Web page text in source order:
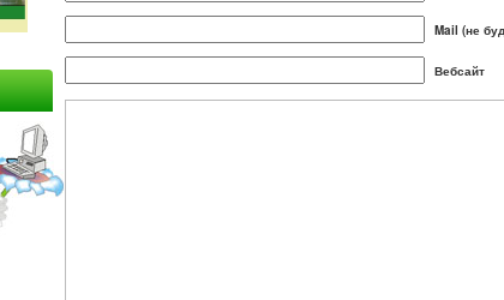
Mail (не
Вебсайт